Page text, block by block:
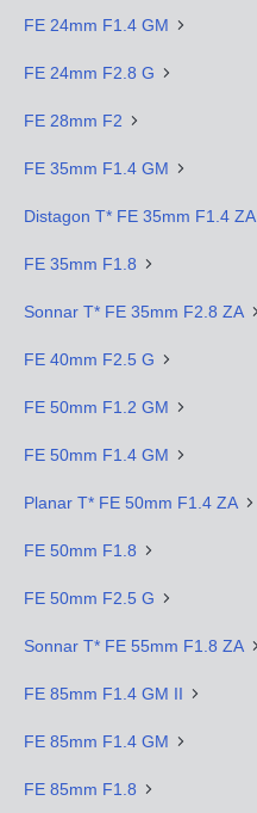
FE 24mm F1.4 GM
FE 24mm F2.8 G
FE 28mm F2
FE 35mm F1.4 GM
Distagon T* FE 35mm F1.4 ZA
FE 35mm F1.8
Sonnar T* FE 35mm F2.8 ZA
FE 40mm F2.5 G
FE 50mm F1.2 GM
FE 50mm F1.4 GM
Planar T* FE 50mm F1.4 ZA
FE 50mm F1.8
FE 50mm F2.5 G
Sonnar T* FE 55mm F1.8 ZA
FE 85mm F1.4 GM II
FE 85mm F1.4 GM
FE 85mm F1.8